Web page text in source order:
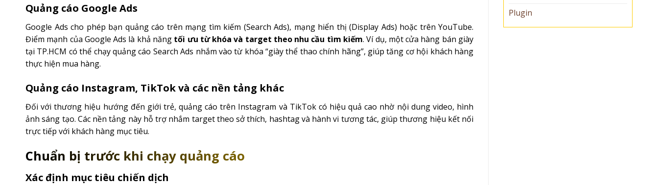
Quảng cáo Google Ads
Google Ads cho phép bạn quảng cáo trên mạng tìm kiếm (Search Ads), mạng hiển thị (Display Ads) hoặc trên YouTube.
Điểm mạnh của Google Ads là khả năng tối ưu từ khóa và target theo nhu cầu tìm kiếm. Ví dụ, một cửa hàng bán giày
tại TP.HCM có thể chạy quảng cáo Search Ads nhắm vào từ khóa “giày thể thao chính hãng”, giúp tăng cơ hội khách hàng
thực hiện mua hàng.
Quảng cáo Instagram, TikTok và các nền tảng khác
Đối với thương hiệu hướng đến giới trẻ, quảng cáo trên Instagram và TikTok có hiệu quả cao nhờ nội dung video, hình
ảnh sáng tạo. Các nền tảng này hỗ trợ nhắm target theo sở thích, hashtag và hành vi tương tác, giúp thương hiệu kết nối
trực tiếp với khách hàng mục tiêu.
Chuẩn bị trước khi chạy quảng cáo
Xác định mục tiêu chiến dịch
Plugin